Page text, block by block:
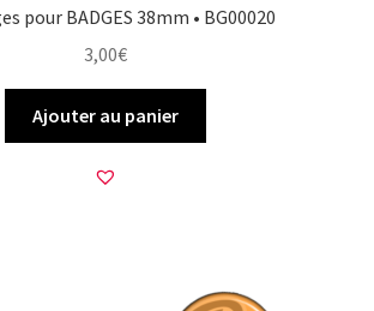
pour BADGES 38mm • BG00020
3,00€
Ajouter au panier